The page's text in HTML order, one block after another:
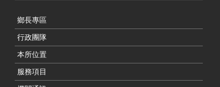
鄉長專區
行政團隊
本所位置
服務項目